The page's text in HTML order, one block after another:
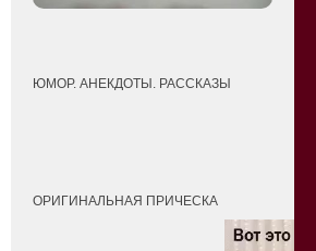
ЮМОР. АНЕКДОТЫ. РАССКАЗЫ
ОРИГИНАЛЬНАЯ ПРИЧЕСКА